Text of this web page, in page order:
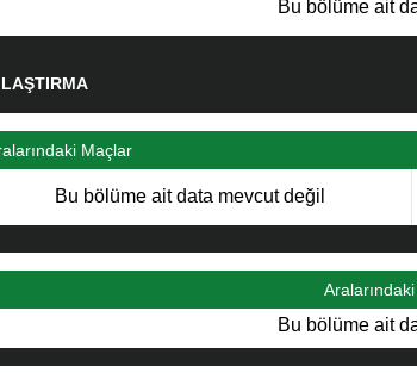
Bu bölüme ait
Maçlar
Bu bölüme ait data mevcut değil
Bu bölüme ait